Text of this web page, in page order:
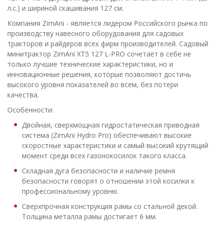
л.с.) и шириной скашивания 127 см.
Компания ZimAni - является лидером Российского рынка по
производству навесного оборудования для садовых
тракторов и райдеров всех фирм производителей. Садовый
минитрактор ZimAni XT5 127 L-PRO сочетает в себе не
только лучшие технические характеристики, но и
инновационные решения, которые позволяют достичь
высокого уровня показателей во всем, без потери
качества.
Особенности:
Двойная, сверхмощная гидростатическая приводная
система (ZimAni Hydro Pro) обеспечивают высокие
скоростные характеристики и самый высокий крутящий
момент среди всех газонокосилок такого класса.
Складная дуга безопасности и наличие ремня
безопасности говорят о отношении этой косилки к
профессиональному уровню.
Сверхпрочная конструкция рамы со стальной декой.
Толщина металла рамы достигает 6 мм.